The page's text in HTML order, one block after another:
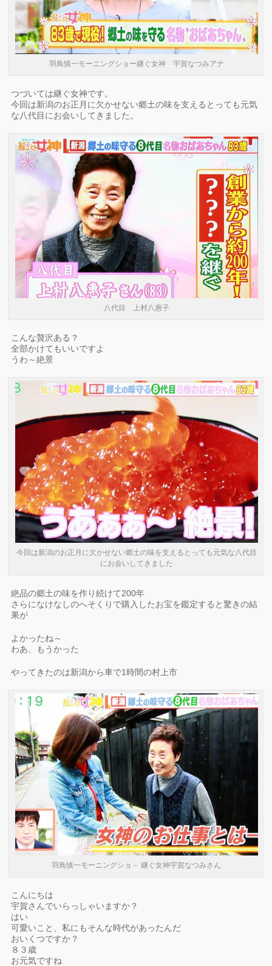
羽鳥慎一モーニングショー継ぐ女神 宇賀なつみアナ
つづいては継ぐ女神です。
今回は新潟のお正月に欠かせない郷土の味を支えるとっても元気
な八代目にお会いしてきました。
八代目 上村八惠子
こんな贅沢ある？
全部かけてもいいですよ
うわ～絶景
今回は新潟のお正月に欠かせない郷土の味を支えるとっても元気な八代目
にお会いしてきました
絶品の郷土の味を作り続けて200年
さらになけなしのへそくりで購入したお宝を鑑定すると驚きの結
果が
よかったね～
わあ、もうかった
やってきたのは新潟から車で1時間の村上市
羽鳥慎一モーニングショ－ 継ぐ女神宇賀なつみさん
こんにちは
宇賀さんでいらっしゃいますか？
はい
可愛いこと、私にもそんな時代があったんだ
おいくつですか？
８３歳
お元気ですね